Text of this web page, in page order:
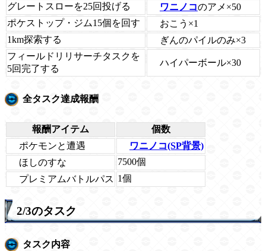
グレートスローを25回投げる
ワニノコのアメ×50
ポケストップ・ジム15個を回す
おこう×1
1km探索する
ぎんのパイルのみ×3
フィールドリリサーチタスクを
5回完了する
ハイパーボール×30
全タスク達成報酬
報酬アイテム
個数
ポケモンと遭遇
ワニノコ(SP背景)
ほしのすな
7500個
プレミアムバトルパス 1個
2/3のタスク
タスク内容